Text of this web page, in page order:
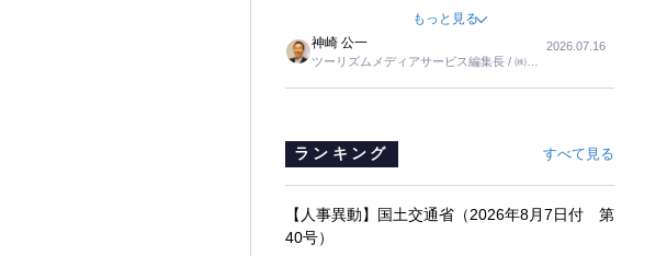
確信したそうです。今回の記事を懐かしく読みまし
りました。母の住まいから近いという理由で、その
施設を選択したのですが、私と妹にとっては、半日
仕事ででした。シニアの住まい選びは、当人だけで
はなく、世話をする家族の足の便も考えない外池な
もっと見る
神崎 公一
ツーリズムメディアサービス編集長 / ㈱ツ
2026.07.16
ランキング すべて見る
【人事異動】国土交通省（2026年8月7日付 第
40号）